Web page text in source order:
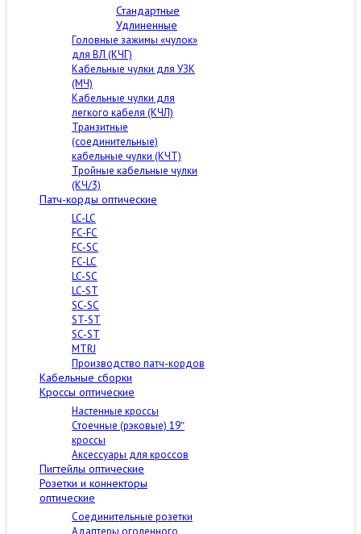
Стандартные
Удлиненные
Головные зажимы «чулок»
для ВЛ (КЧГ)
Кабельные чулки для УЗК
(МЧ)
Кабельные чулки для
легкого кабеля (КЧЛ)
Транзитные
(соединительные)
кабельные чулки (КЧТ)
Тройные кабельные чулки
(КЧ/3)
Патч-корды оптические
LC-LC
FC-FC
FC-SC
FC-LC
LC-SC
LC-ST
SC-SC
ST-ST
SC-ST
MTRJ
Производство патч-кордов
Кабельные сборки
Кроссы оптические
Настенные кроссы
Стоечные (рэковые) 19″
кроссы
Аксессуары для кроссов
Пигтейлы оптические
Розетки и коннекторы
оптические
Соединительные розетки
Адаптеры оголенного